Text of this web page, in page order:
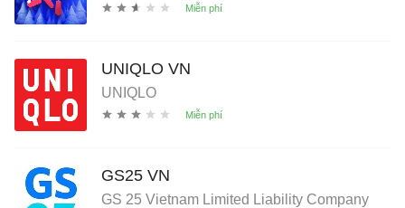
UNIQLO VN
UNIQLO
GS25 VN
GS 25 Vietnam Limited Liability Company